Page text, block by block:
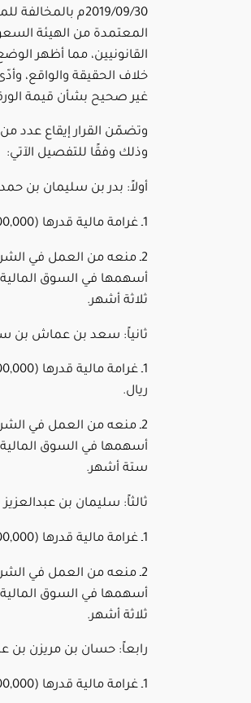
2019/09/30م
المعتمدة من الهيئة
القانونيين، مما أظهر
خلاف الحقيقة والواقع،
غير صحيح بشأن قيمة
وتضمّن القرار إيقاع عدد
وذلك وفقًا للتفصيل الآتي:
أولاً: بدر بن سليمان بن
1ـ غرامة مالية قدرها (200,000) مئتا ألف ريال.
2ـ منعه من العمل في
أسهمها في السوق
ثلاثة أشهر.
ثانياً: سعد بن عماش بن
ريال.
2ـ منعه من العمل في
أسهمها في السوق
ستة أشهر.
ثالثاً: سليمان بن
1ـ غرامة مالية قدرها (200,000) مئتا ألف ريال.
2ـ منعه من العمل في
أسهمها في السوق
ثلاثة أشهر.
رابعاً: حسان بن مريزن بن
1ـ غرامة مالية قدرها (200,000) مئتا ألف ريال.